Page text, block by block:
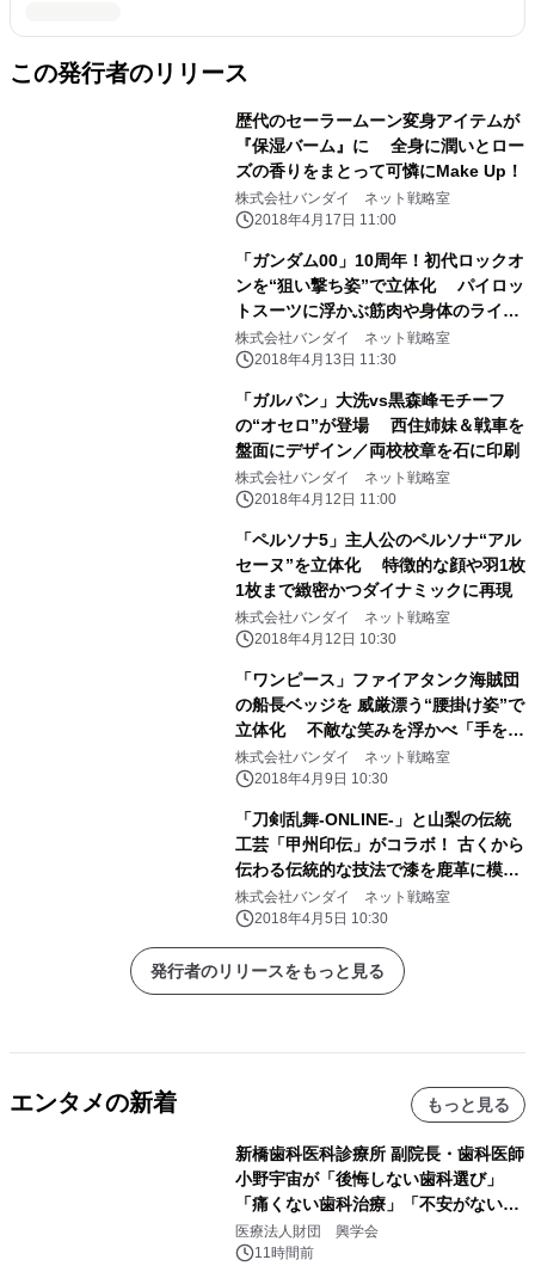
この発行者のリリース
歴代のセーラームーン変身アイテムが
『保湿バーム』に 全身に潤いとロー
ズの香りをまとって可憐にMake Up！
株式会社バンダイ ネット戦略室
2018年4月17日 11:00
「ガンダム00」10周年！初代ロックオ
ンを“狙い撃ち姿”で立体化 パイロッ
トスーツに浮かぶ筋肉や身体のライン
まで再現
株式会社バンダイ ネット戦略室
2018年4月13日 11:30
「ガルパン」大洗vs黒森峰モチーフ
の“オセロ”が登場 西住姉妹＆戦車を
盤面にデザイン／両校校章を石に印刷
株式会社バンダイ ネット戦略室
2018年4月12日 11:00
「ペルソナ5」主人公のペルソナ“アル
セーヌ”を立体化 特徴的な顔や羽1枚
1枚まで緻密かつダイナミックに再現
株式会社バンダイ ネット戦略室
2018年4月12日 10:30
「ワンピース」ファイアタンク海賊団
の船長ベッジを 威厳漂う“腰掛け姿”で
立体化 不敵な笑みを浮かべ「手を組
む・銃を構える」2ポーズを再現
株式会社バンダイ ネット戦略室
2018年4月9日 10:30
「刀剣乱舞-ONLINE-」と山梨の伝統
工芸「甲州印伝」がコラボ！ 古くから
伝わる伝統的な技法で漆を鹿革に模様
付けした商品！
株式会社バンダイ ネット戦略室
2018年4月5日 10:30
発行者のリリースをもっと見る
エンタメの新着 もっと見る
新橋歯科医科診療所 副院長・歯科医師
小野宇宙が「後悔しない歯科選び」
「痛くない歯科治療」「不安がない治
療計画」をテーマに専門監修
医療法人財団 興学会
11時間前